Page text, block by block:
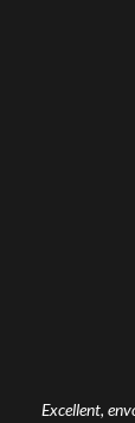
Excellent,